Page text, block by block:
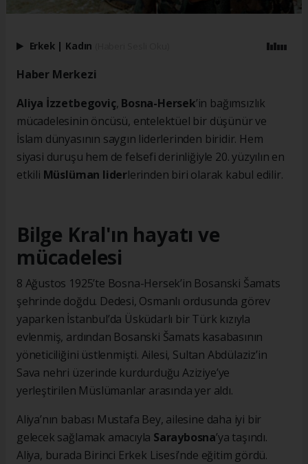
Erkek | Kadın
Haber Merkezi
Aliya İzzetbegoviç, Bosna-Hersek’in bağımsızlık
mücadelesinin öncüsü, entelektüel bir düşünür ve
İslam dünyasının saygın liderlerinden biridir. Hem
siyasi duruşu hem de felsefi derinliğiyle 20. yüzyılın en
etkili Müslüman liderlerinden biri olarak kabul edilir.
Bilge Kral'ın hayatı ve
mücadelesi
8 Ağustos 1925’te Bosna-Hersek’in Bosanski Šamats
şehrinde doğdu. Dedesi, Osmanlı ordusunda görev
yaparken İstanbul’da Üsküdarlı bir Türk kızıyla
evlenmiş, ardından Bosanski Šamats kasabasının
yöneticiliğini üstlenmişti. Ailesi, Sultan Abdülaziz’in
Sava nehri üzerinde kurdurduğu Aziziye’ye
yerleştirilen Müslümanlar arasında yer aldı.
Aliya’nın babası Mustafa Bey, ailesine daha iyi bir
gelecek sağlamak amacıyla Saraybosna’ya taşındı.
Aliya, burada Birinci Erkek Lisesi’nde eğitim gördü.